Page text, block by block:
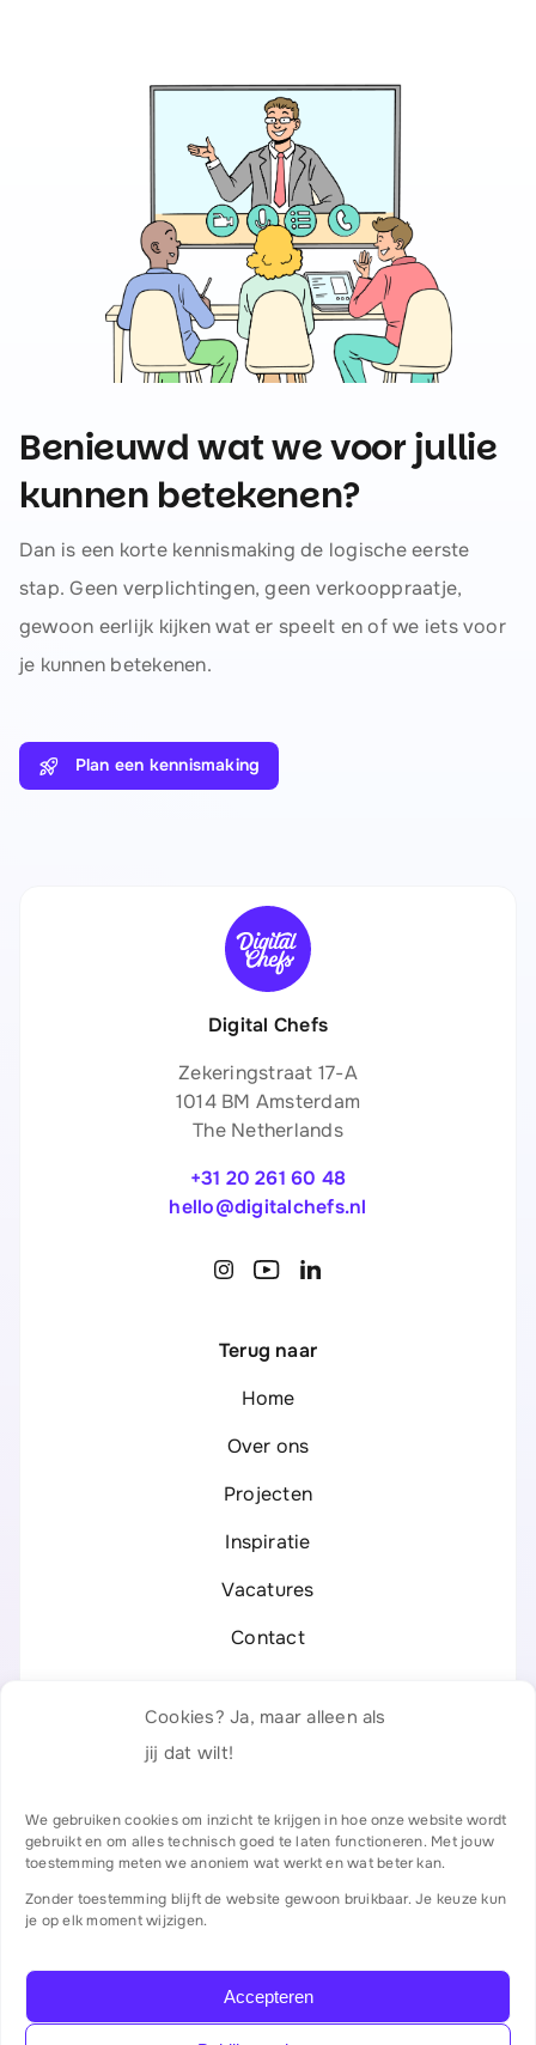
Cookies? Ja, maar alleen als
jij dat wilt!
We gebruiken cookies om inzicht te krijgen in hoe onze website wordt
gebruikt en om alles technisch goed te laten functioneren. Met jouw
toestemming meten we anoniem wat werkt en wat beter kan.
Zonder toestemming blijft de website gewoon bruikbaar. Je keuze kun
je op elk moment wijzigen.
Accepteren
Benieuwd wat we voor jullie
kunnen betekenen?
Dan is een korte kennismaking de logische eerste
stap. Geen verplichtingen, geen verkooppraatje,
gewoon eerlijk kijken wat er speelt en of we iets voor
je kunnen betekenen.
Plan een kennismaking
Digital Chefs
Zekeringstraat 17-A
1014 BM Amsterdam
The Netherlands
+31 20 261 60 48
hello@digitalchefs.nl
Terug naar
Home
Over ons
Projecten
Inspiratie
Vacatures
Contact
Privacyverklaring
Algemene voorwaarden
Certificaten & partners